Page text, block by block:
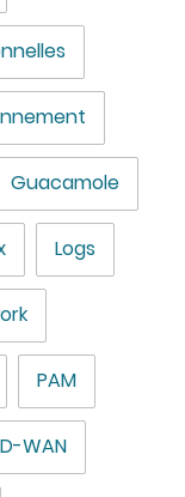
Guacamole
Logs
PAM
WAN